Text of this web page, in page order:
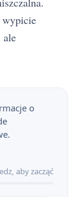
wypicie
ale
o
aby zacząć